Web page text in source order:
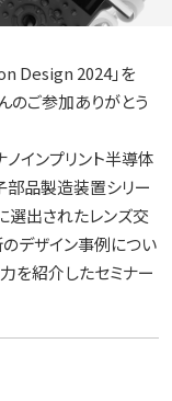
Design 2024」を
のご参加ありがとう
ノインプリント半導体
部品製造装置シリー
に選出されたレンズ交
デザイン事例につい
を紹介したセミナー